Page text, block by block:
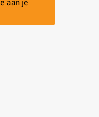
aan je